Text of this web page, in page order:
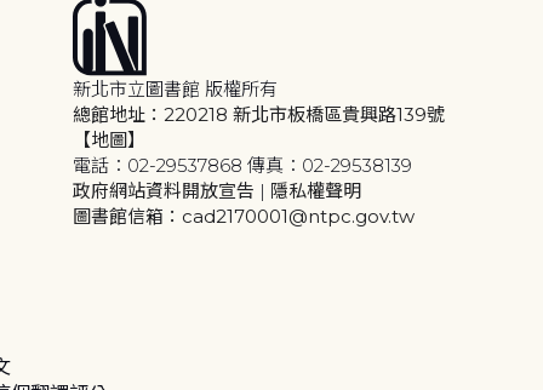
新北市立圖書館 版權所有
總館地址：220218 新北市板橋區貴興路139號
【地圖】
電話：02-29537868 傳真：02-29538139
政府網站資料開放宣告 | 隱私權聲明
圖書館信箱：cad2170001@ntpc.gov.tw